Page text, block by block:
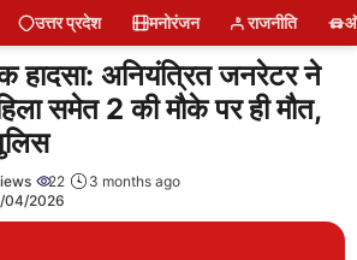
उत्तर प्रदेश मनोरंजन राजनीति
हादसा: अनियंत्रित जनरेटर ने
समेत 2 की मौके पर ही मौत,
22
3 months ago
04/2026